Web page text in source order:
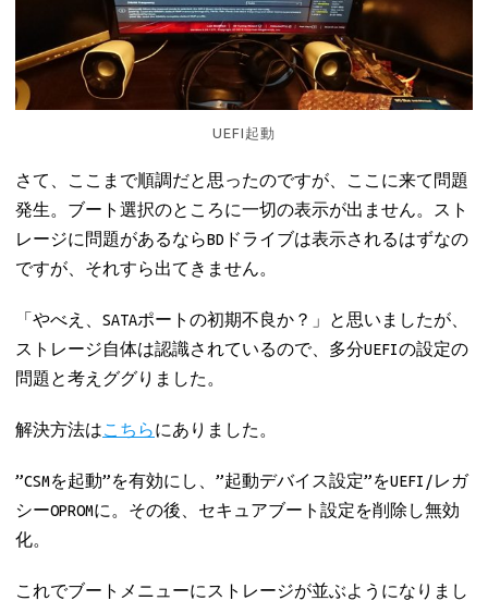
UEFI起動
さて、ここまで順調だと思ったのですが、ここに来て問題
発生。ブート選択のところに一切の表示が出ません。スト
レージに問題があるならBDドライブは表示されるはずなの
ですが、それすら出てきません。
「やべえ、SATAポートの初期不良か？」と思いましたが、
ストレージ自体は認識されているので、多分UEFIの設定の
問題と考えググりました。
解決方法はこちらにありました。
”CSMを起動”を有効にし、”起動デバイス設定”をUEFI/レガ
シーOPROMに。その後、セキュアブート設定を削除し無効
化。
これでブートメニューにストレージが並ぶようになりまし